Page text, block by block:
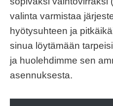
valinta varmistaa
hyötysuhteen ja
sinua löytämään
ja huolehdimme sen
asennuksesta.